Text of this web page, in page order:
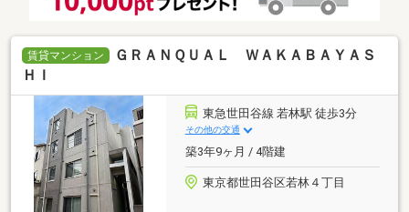
賃貸マンション
ＧＲＡＮＱＵＡＬ ＷＡＫＡＢＡＹＡＳ
ＨＩ
東急世田谷線 若林駅 徒歩3分
その他の交通
築3年9ヶ月 / 4階建
東京都世田谷区若林４丁目